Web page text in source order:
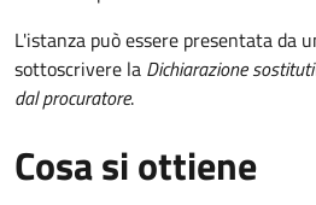
L'istanza può essere presentata da
sottoscrivere la Dichiarazione
dal procuratore.
Cosa si ottiene